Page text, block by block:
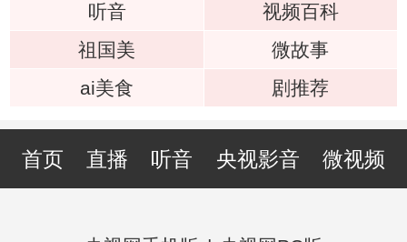
听音
视频百科
祖国美
微故事
ai美食
剧推荐
首页 直播 听音 央视影音 微视频